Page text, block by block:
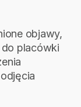
objawy,
do placówki